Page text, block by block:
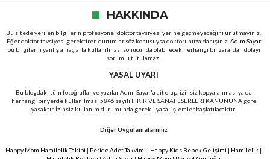
HAKKINDA
Bu sitede verilen bilgilerin profesyonel doktor tavsiyesi yerine geçmeyeceğini unutmayınız.
Eğer doktor tavsiyesi gerektiren durumlar söz konusuysa doktorunuza danışınız. Adım Sayar
bu bilgilerin yanlış amaçlarla kullanılması sonucunda olabilecek herhangi bir zarardan dolayı
sorumlu tutulamaz.
YASAL UYARI
Bu blogdaki tüm fotoğraflar ve yazılar Adım Sayar'a ait olup, izinsiz kopyalanması ya da
herhangi bir yerde kullanılması 5846 sayılı FİKİR VE SANAT ESERLERİ KANUNUNA göre
yasaktır. İzinsiz kullanım durumunda gerekli yasal işlemler başlatılacaktır.
Diğer Uygulamalarımız
Happy Mom Hamilelik Takibi | Peride Adet Takvimi | Happy Kids Bebek Gelişimi | Hamilelik |